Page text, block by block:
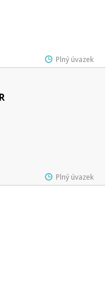
Plný úvazek
Plný úvazek